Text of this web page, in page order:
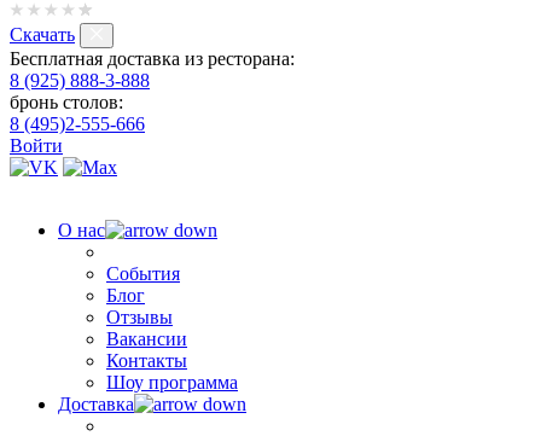
Скачать
Бесплатная доставка из ресторана:
8 (925) 888-3-888
бронь столов:
8 (495)2-555-666
Войти
О нас
События
Блог
Отзывы
Вакансии
Контакты
Шоу программа
Доставка